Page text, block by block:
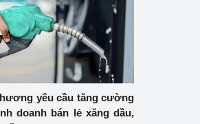
yêu cầu tăng cường
doanh bán lẻ xăng dầu,